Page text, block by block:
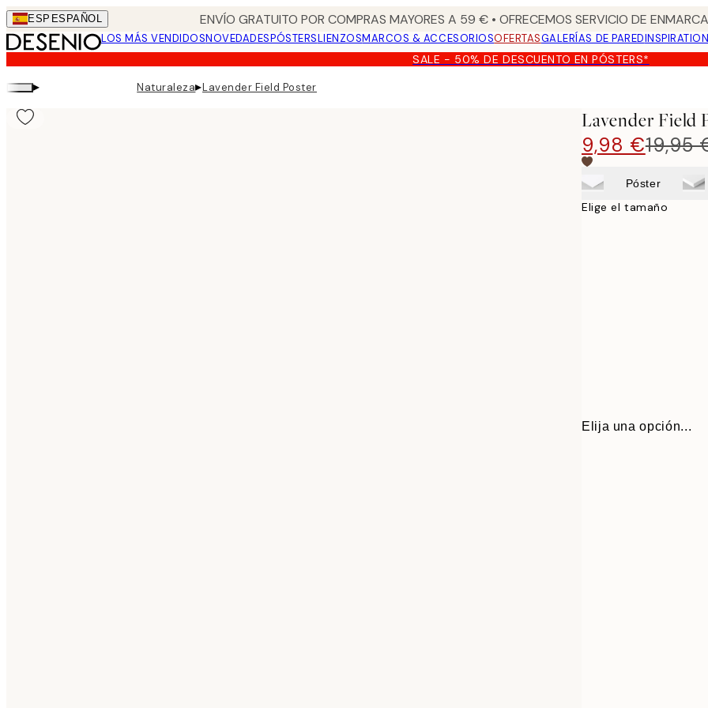
Skip
to
main
content.
ESP ESPAÑOL ENVÍO GRATUITO POR COMPRAS MAYORES A 59 € • OFRECEMOS SERVICIO DE
LOS MÁS VENDIDOSNOVEDADESPÓSTERSLIENZOSMARCOS & ACCESORIOSOFERTASGALERÍAS DE PARED
SALE - 50% DE DESCUENTO EN PÓSTERS*
▸ Naturaleza▸Lavender Field Poster
Lavender Field
9,98 €19,95
Póster
Elige el tamaño
Elija una opción...